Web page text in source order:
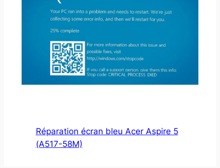
Réparation écran bleu Acer Aspire 5
(A517-58M)